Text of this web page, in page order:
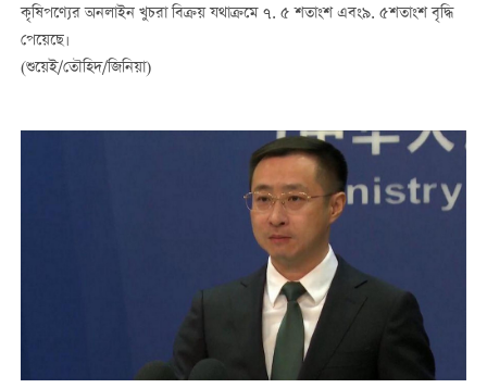
কৃষিপণ্যের অনলাইন খুচরা বিক্রয় যথাক্রমে ৭. ৫ শতাংশ এবং৯. ৫শতাংশ বৃদ্ধি
পেয়েছে।
(শুয়েই/তৌহিদ/জিনিয়া)